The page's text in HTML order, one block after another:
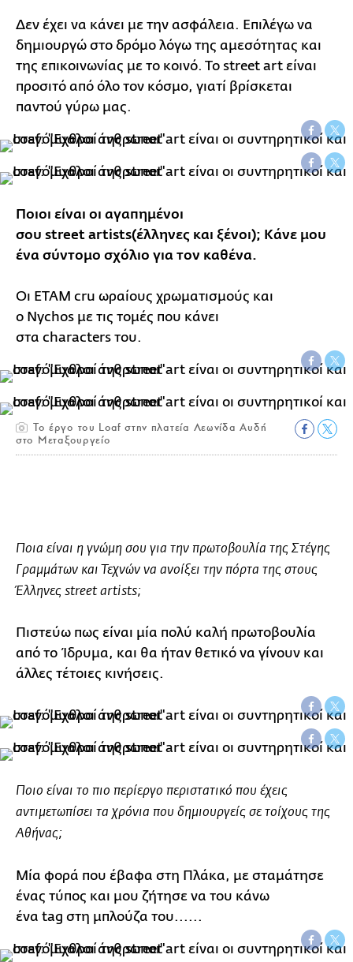
Δεν έχει να κάνει με την ασφάλεια. Επιλέγω να
δημιουργώ στο δρόμο λόγω της αμεσότητας και
της επικοινωνίας με το κοινό. Το street art είναι
προσιτό από όλο τον κόσμο, γιατί βρίσκεται
παντού γύρω μας.
Ποιοι είναι οι αγαπημένοι
σου street artists(έλληνες και ξένοι); Κάνε μου
ένα σύντομο σχόλιο για τον καθένα.
Οι ΕΤΑΜ cru ωραίους χρωματισμούς και
ο Nychos με τις τομές που κάνει
στα characters του.
To έργο του Loaf στην πλατεία Λεωνίδα Αυδή
στο Μεταξουργείο
Ποια είναι η γνώμη σου για την πρωτοβουλία της Στέγης
Γραμμάτων και Τεχνών να ανοίξει την πόρτα της στους
Έλληνες street artists;
Πιστεύω πως είναι μία πολύ καλή πρωτοβουλία
από το Ίδρυμα, και θα ήταν θετικό να γίνουν και
άλλες τέτοιες κινήσεις.
Ποιο είναι το πιο περίεργο περιστατικό που έχεις
αντιμετωπίσει τα χρόνια που δημιουργείς σε τοίχους της
Αθήνας;
Μία φορά που έβαφα στη Πλάκα, με σταμάτησε
ένας τύπος και μου ζήτησε να του κάνω
ένα tag στη μπλούζα του......